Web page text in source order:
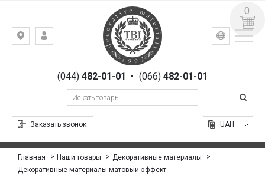
Киев,
Гоголевская,(044)482-01-01 • (066) 482-01-01
Заказать звонок
УКР РУС
UAH
0
Главная Наши товары
Декоративные материалы
Декоративные материалы матовый эффект